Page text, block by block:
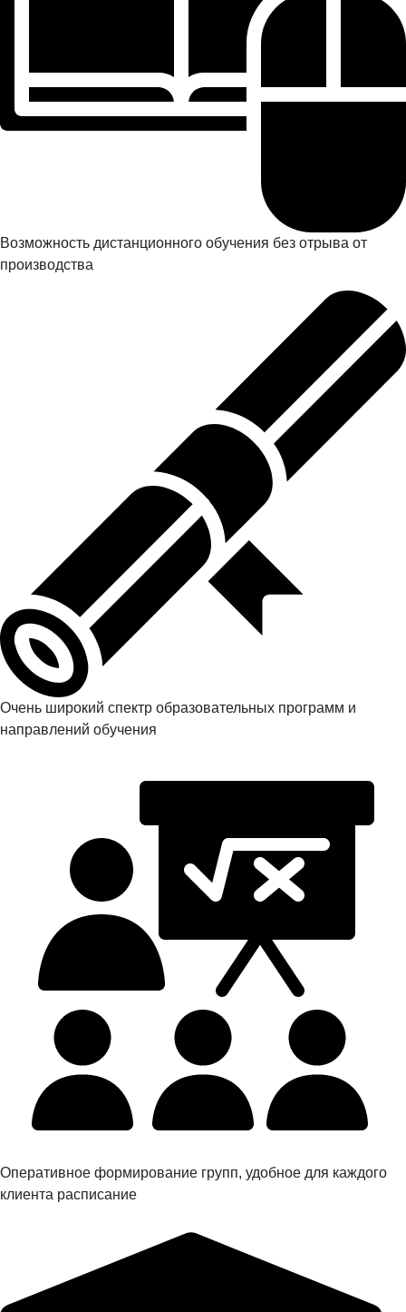
Возможность дистанционного обучения без отрыва от
производства
Очень широкий спектр образовательных программ и
направлений обучения
Оперативное формирование групп, удобное для каждого
клиента расписание